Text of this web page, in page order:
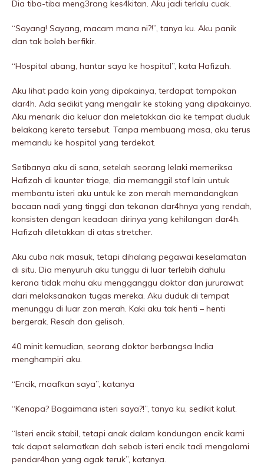
Dia tiba-tiba meng3rang kes4kitan. Aku jadi terlalu cuak.
“Sayang! Sayang, macam mana ni?!”, tanya ku. Aku panik
dan tak boleh berfikir.
“HospitaI abang, hantar saya ke hospitaI”, kata Hafizah.
Aku lihat pada kain yang dipakainya, terdapat tompokan
dar4h. Ada sedikit yang mengalir ke stoking yang dipakainya.
Aku menarik dia keluar dan meletakkan dia ke tempat duduk
belakang kereta tersebut. Tanpa membuang masa, aku terus
memandu ke hospitaI yang terdekat.
Setibanya aku di sana, setelah seorang lelaki memeriksa
Hafizah di kaunter triage, dia memanggil staf lain untuk
membantu isteri aku untuk ke zon merah memandangkan
bacaan nadi yang tinggi dan tekanan dar4hnya yang rendah,
konsisten dengan keadaan dirinya yang kehilangan dar4h.
Hafizah diletakkan di atas stretcher.
Aku cuba nak masuk, tetapi dihaIang pegawai keselamatan
di situ. Dia menyuruh aku tunggu di luar terlebih dahulu
kerana tidak mahu aku mengganggu doktor dan jururawat
dari melaksanakan tugas mereka. Aku duduk di tempat
menunggu di luar zon merah. Kaki aku tak henti – henti
bergerak. Resah dan gelisah.
40 minit kemudian, seorang doktor berbangsa India
menghampiri aku.
“Encik, maafkan saya”, katanya
“Kenapa? Bagaimana isteri saya?!”, tanya ku, sedikit kalut.
“Isteri encik stabil, tetapi anak dalam kandungan encik kami
tak dapat seIamatkan dah sebab isteri encik tadi mengalami
pendar4han yang agak teruk”, katanya.